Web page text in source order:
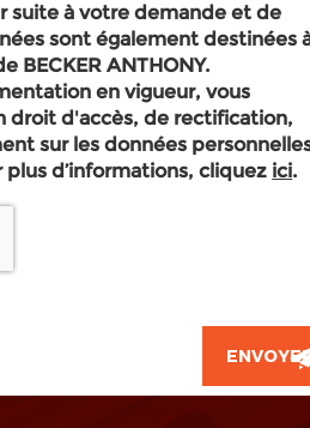
suite à votre demande et de
sont également destinées
ANTHONY.
en vigueur, vous
droit d'accès, de rectification,
sur les données
d’informations, cliquez ici.